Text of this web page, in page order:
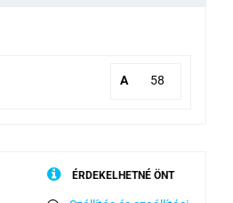
A 58
ÉRDEKELHETNÉ ÖNT